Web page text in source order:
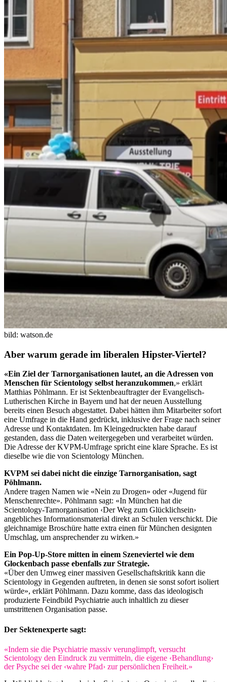
bild: watson.de
Aber warum gerade im liberalen Hipster-Viertel?
«Ein Ziel der Tarnorganisationen lautet, an die Adressen von
Menschen für Scientology selbst heranzukommen,» erklärt
Matthias Pöhlmann. Er ist Sektenbeauftragter der Evangelisch-
Lutherischen Kirche in Bayern und hat der neuen Ausstellung
bereits einen Besuch abgestattet. Dabei hätten ihm Mitarbeiter sofort
eine Umfrage in die Hand gedrückt, inklusive der Frage nach seiner
Adresse und Kontaktdaten. Im Kleingedruckten habe darauf
gestanden, dass die Daten weitergegeben und verarbeitet würden.
Die Adresse der KVPM-Umfrage spricht eine klare Sprache. Es ist
dieselbe wie die von Scientology München.
KVPM sei dabei nicht die einzige Tarnorganisation, sagt
Pöhlmann.
Andere tragen Namen wie «Nein zu Drogen» oder «Jugend für
Menschenrechte». Pöhlmann sagt: «In München hat die
Scientology-Tarnorganisation ‹Der Weg zum Glücklichsein›
angebliches Informationsmaterial direkt an Schulen verschickt. Die
gleichnamige Broschüre hatte extra einen für München designten
Umschlag, um ansprechender zu wirken.»
Ein Pop-Up-Store mitten in einem Szeneviertel wie dem
Glockenbach passe ebenfalls zur Strategie.
«Über den Umweg einer massiven Gesellschaftskritik kann die
Scientology in Gegenden auftreten, in denen sie sonst sofort isoliert
würde», erklärt Pöhlmann. Dazu komme, dass das ideologisch
produzierte Feindbild Psychiatrie auch inhaltlich zu dieser
umstrittenen Organisation passe.
Der Sektenexperte sagt:
«Indem sie die Psychiatrie massiv verunglimpft, versucht
Scientology den Eindruck zu vermitteln, die eigene ‹Behandlung›
der Psyche sei der ‹wahre Pfad› zur persönlichen Freiheit.»